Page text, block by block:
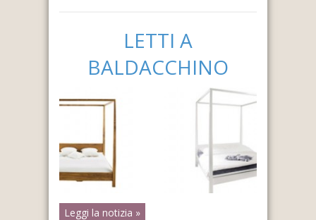
LETTI A
BALDACCHINO
Leggi la notizia »